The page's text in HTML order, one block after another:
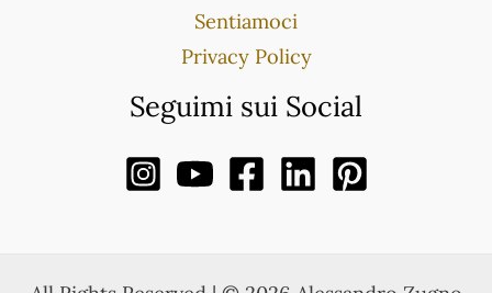
Sentiamoci
Privacy Policy
Seguimi sui Social